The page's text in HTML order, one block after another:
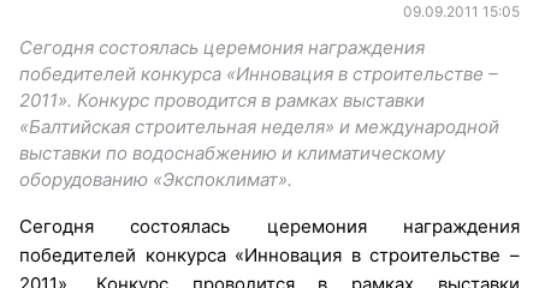
09.09.2011 15:05
Сегодня состоялась церемония награждения
победителей конкурса «Инновация в строительстве –
2011». Конкурс проводится в рамках выставки
«Балтийская строительная неделя» и международной
выставки по водоснабжению и климатическому
оборудованию «Экспоклимат».
Сегодня состоялась церемония награждения
победителей конкурса «Инновация в строительстве –
2011». Конкурс проводится в рамках выставки